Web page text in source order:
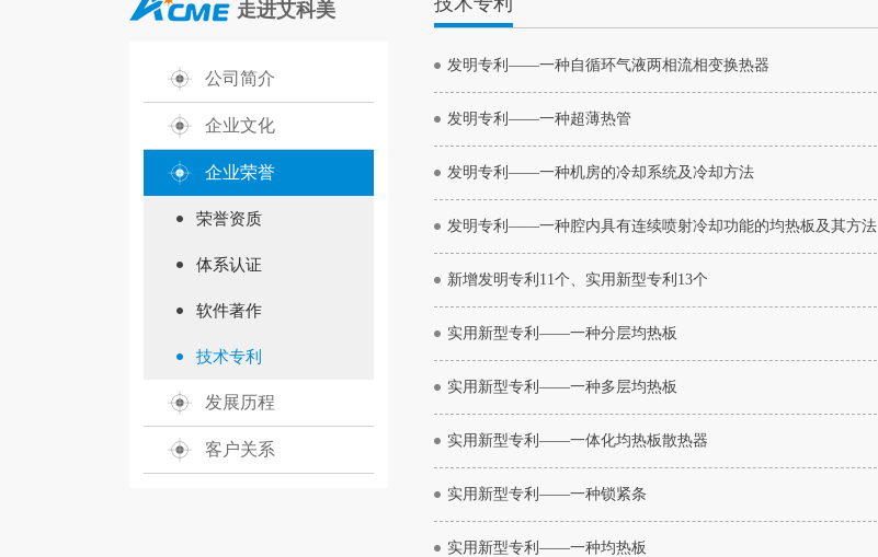
走进艾科美
公司简介
企业文化
企业荣誉
荣誉资质
体系认证
软件著作
技术专利
发展历程
客户关系
发明专利——一种自循环气液两相流相变换热器
发明专利——一种超薄热管
发明专利——一种机房的冷却系统及冷却方法
发明专利——一种腔内具有连续喷射冷却功能的均热板及其方法
新增发明专利11个、实用新型专利13个
实用新型专利——一种分层均热板
实用新型专利——一种多层均热板
实用新型专利——一体化均热板散热器
实用新型专利——一种锁紧条
实用新型专利——一种均热板